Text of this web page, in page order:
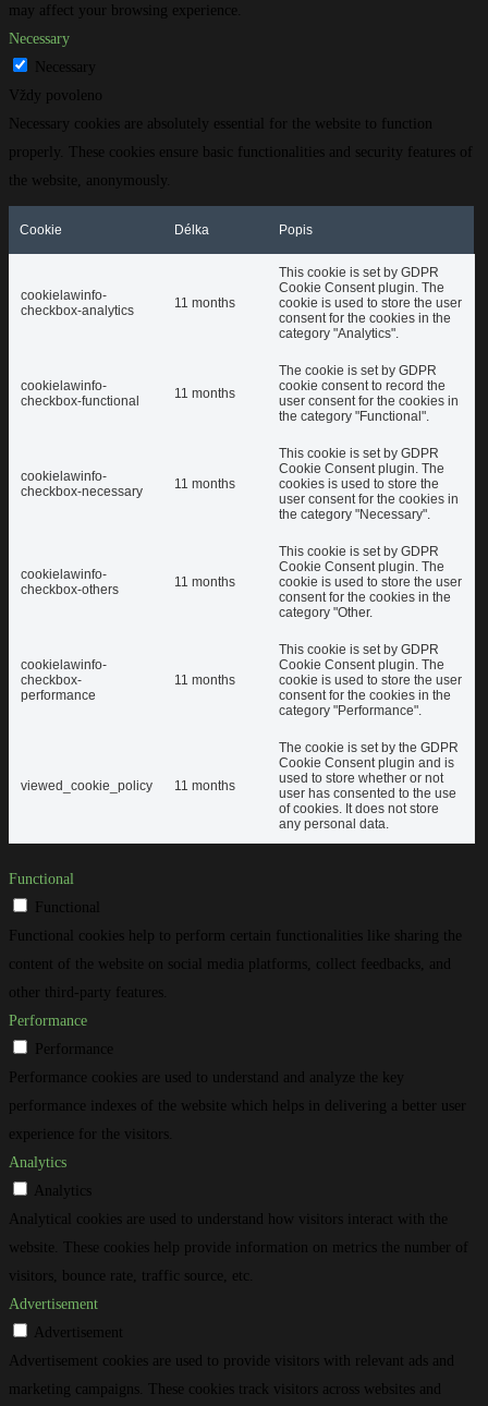
may affect your browsing experience.
Necessary
Necessary
Vždy povoleno
Necessary cookies are absolutely essential for the website to function
properly. These cookies ensure basic functionalities and security features of
the website, anonymously.
Cookie Délka Popis
cookielawinfo-
checkbox-analytics
11 months
This cookie is set by GDPR
Cookie Consent plugin. The
cookie is used to store the user
consent for the cookies in the
category "Analytics".
cookielawinfo-
checkbox-functional
11 months
The cookie is set by GDPR
cookie consent to record the
user consent for the cookies in
the category "Functional".
cookielawinfo-
checkbox-necessary
11 months
This cookie is set by GDPR
Cookie Consent plugin. The
cookies is used to store the
user consent for the cookies in
the category "Necessary".
cookielawinfo-
checkbox-others
11 months
This cookie is set by GDPR
Cookie Consent plugin. The
cookie is used to store the user
consent for the cookies in the
category "Other.
cookielawinfo-
checkbox-
performance
11 months
This cookie is set by GDPR
Cookie Consent plugin. The
cookie is used to store the user
consent for the cookies in the
category "Performance".
viewed_cookie_policy 11 months
The cookie is set by the GDPR
Cookie Consent plugin and is
used to store whether or not
user has consented to the use
of cookies. It does not store
any personal data.
Functional
Functional
Functional cookies help to perform certain functionalities like sharing the
content of the website on social media platforms, collect feedbacks, and
other third-party features.
Performance
Performance
Performance cookies are used to understand and analyze the key
performance indexes of the website which helps in delivering a better user
experience for the visitors.
Analytics
Analytics
Analytical cookies are used to understand how visitors interact with the
website. These cookies help provide information on metrics the number of
visitors, bounce rate, traffic source, etc.
Advertisement
Advertisement
Advertisement cookies are used to provide visitors with relevant ads and
marketing campaigns. These cookies track visitors across websites and